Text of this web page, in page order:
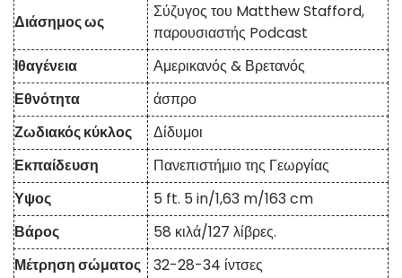
Διάσημος ως
Σύζυγος του Matthew Stafford,
παρουσιαστής Podcast
Ιθαγένεια
Αμερικανός & Βρετανός
Εθνότητα
άσπρο
Ζωδιακός κύκλος
Δίδυμοι
Εκπαίδευση
Πανεπιστήμιο της Γεωργίας
Υψος
5 ft. 5 in/1,63 m/163 cm
Βάρος
58 κιλά/127 λίβρες.
Μέτρηση σώματος
32-28-34 ίντσες